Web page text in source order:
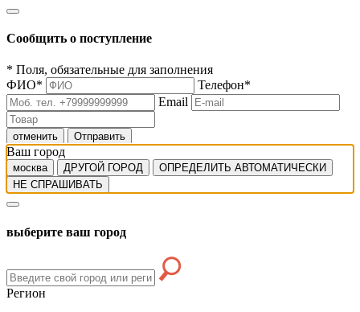
Сообщить о поступление
* Поля, обязательные для заполнения
ФИО* Телефон*
Email
отменить Отправить
Ваш город
москва ДРУГОЙ ГОРОД
ОПРЕДЕЛИТЬ АВТОМАТИЧЕСКИ
НЕ СПРАШИВАТЬ
выберите ваш город
Регион